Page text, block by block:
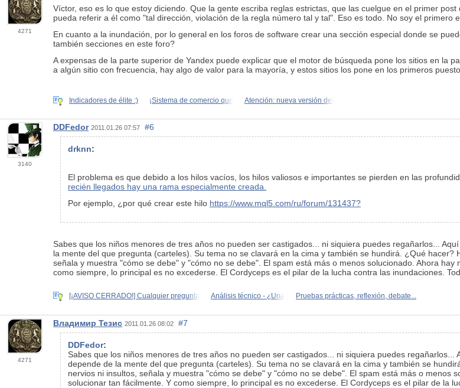
4271
Víctor, eso es lo que estoy diciendo. Que la gente escriba reglas estrictas, que las cuelgue en el primer
pueda referir a él como "tal dirección, violación de la regla número tal y tal". Eso es todo. No soy el primero
En cuanto a la inundación, por lo general en los foros de software crear una sección especial donde se
también secciones en este foro?
A expensas de la parte superior de Yandex puede explicar que el motor de búsqueda pone los sitios en la
a algún sitio con frecuencia, hay algo de valor para la mayoría, y estos sitios los pone en los primeros
Indicadores de élite :) ¡Sistema de comercio que Atención: nueva versión del
3140
DDFedor 2011.01.26 07:57 #6
drknn:
El problema es que debido a los hilos vacíos, los hilos valiosos e importantes se pierden en las
recién llegados hay una rama especialmente creada.
Por ejemplo, ¿por qué crear este hilo https://www.mql5.com/ru/forum/131437?
Sabes que los niños menores de tres años no pueden ser castigados... ni siquiera puedes regañarlos...
la mente del que pregunta (carteles). Su tema no se clavará en la cima y también se hundirá. ¿Qué
señala y muestra "cómo se debe" y "cómo no se debe". El spam está más o menos solucionado. Ahora
como siempre, lo principal es no excederse. El Cordyceps es el pilar de la lucha contra las inundaciones.
[¡AVISO CERRADO!] Cualquier pregunta Análisis técnico - ¿Una Pruebas prácticas, reflexión, debate...
4271
Владимир Тезис 2011.01.26 08:02 #7
DDFedor:
Sabes que los niños menores de tres años no pueden ser castigados... ni siquiera puedes
depende de la mente del que pregunta (carteles). Su tema no se clavará en la cima y también se
nervios ni insultos, señala y muestra "cómo se debe" y "cómo no se debe". El spam está más o menos
solucionar tan fácilmente. Y como siempre, lo principal es no excederse. El Cordyceps es el pilar de la